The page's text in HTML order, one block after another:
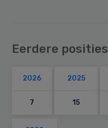
Eerdere posities
2026
7
2025
15